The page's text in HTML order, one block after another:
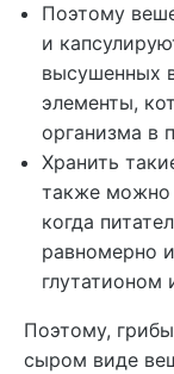
Поэтому
и
высушенных
элементы,
организма в
Хранить
также можно
когда
равномерно
глутатионом
Поэтому,
сыром виде